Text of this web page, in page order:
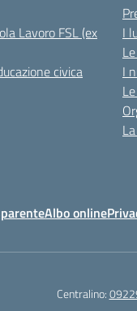
Lavoro FSL (ex
civica
I
I
Albo online
Centralino: